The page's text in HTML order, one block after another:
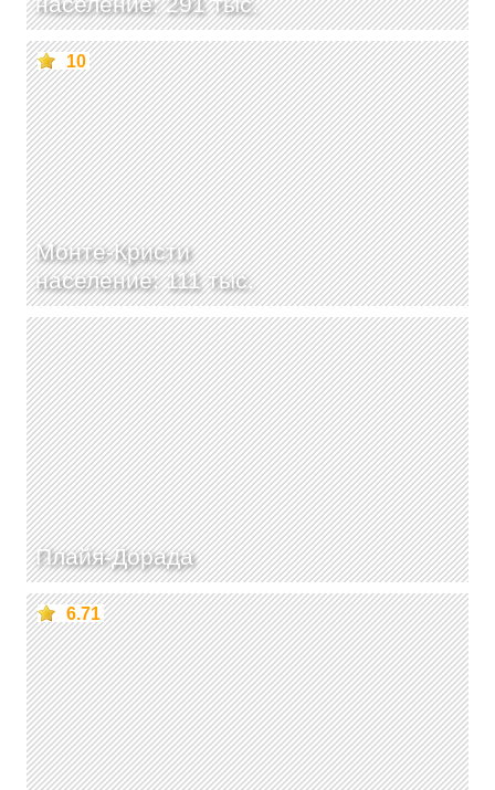
Монте-Кристи
население: 111 тыс.
10
Плайя-Дорада
6.71